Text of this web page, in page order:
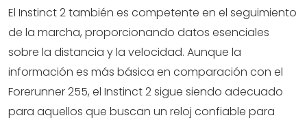
El Instinct 2 también es competente en el seguimiento
de la marcha, proporcionando datos esenciales
sobre la distancia y la velocidad. Aunque la
información es más básica en comparación con el
Forerunner 255, el Instinct 2 sigue siendo adecuado
para aquellos que buscan un reloj confiable para